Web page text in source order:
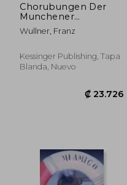
Chorubungen Der
Munchener
Musikschule:
Mustersammlung
Sechzehnstimmiger
Gesange, Part 1-3
Wullner, Franz
Kessinger Publishing, Tapa
Blanda, Nuevo